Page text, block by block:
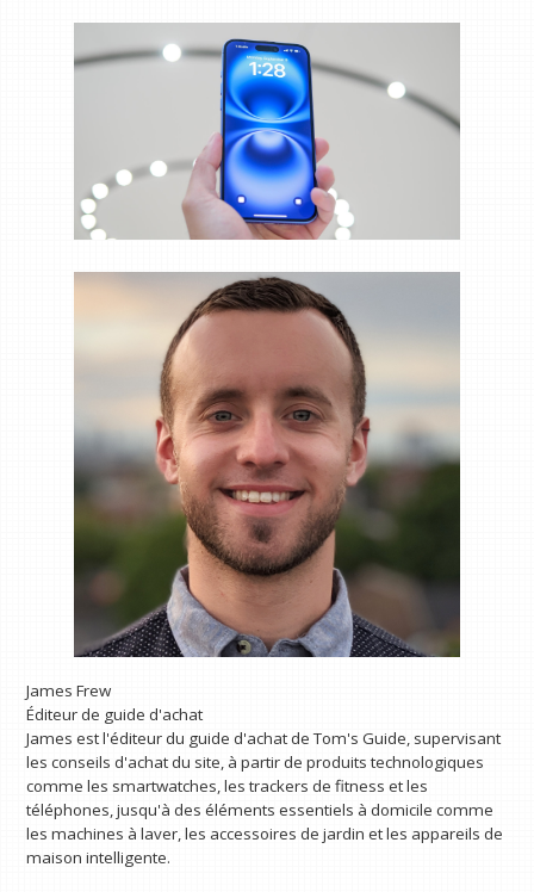
James Frew
Éditeur de guide d'achat
James est l'éditeur du guide d'achat de Tom's Guide, supervisant
les conseils d'achat du site, à partir de produits technologiques
comme les smartwatches, les trackers de fitness et les
téléphones, jusqu'à des éléments essentiels à domicile comme
les machines à laver, les accessoires de jardin et les appareils de
maison intelligente.